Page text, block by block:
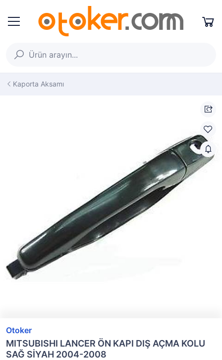
Kaporta Aksamı
Otoker
MITSUBISHI LANCER ÖN KAPI DIŞ AÇMA KOLU
SAĞ SİYAH 2004-2008